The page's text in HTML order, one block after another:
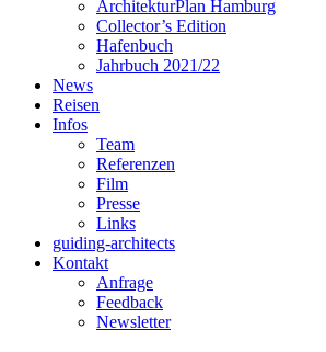
ArchitekturPlan Hamburg
Collector’s Edition
Hafenbuch
Jahrbuch 2021/22
News
Reisen
Infos
Team
Referenzen
Film
Presse
Links
guiding-architects
Kontakt
Anfrage
Feedback
Newsletter